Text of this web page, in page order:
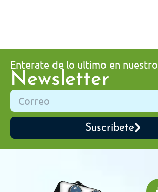
Enterate de lo ultimo en nuestro
Newsletter
Suscribete